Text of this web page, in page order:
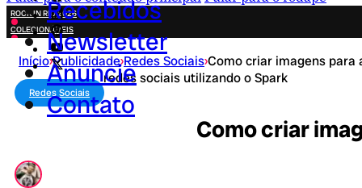
Recebidos
Newsletter
Anuncie
Contato
ROCK IN RIO 2026
COLECIONÁVEIS
FESTA JUNINA
NOVIDADES
CAMPANHAS CRIATIVAS
Início›Publicidade›Redes Sociais›Como criar imagens para
redes sociais utilizando o Spark
Redes Sociais
Como criar